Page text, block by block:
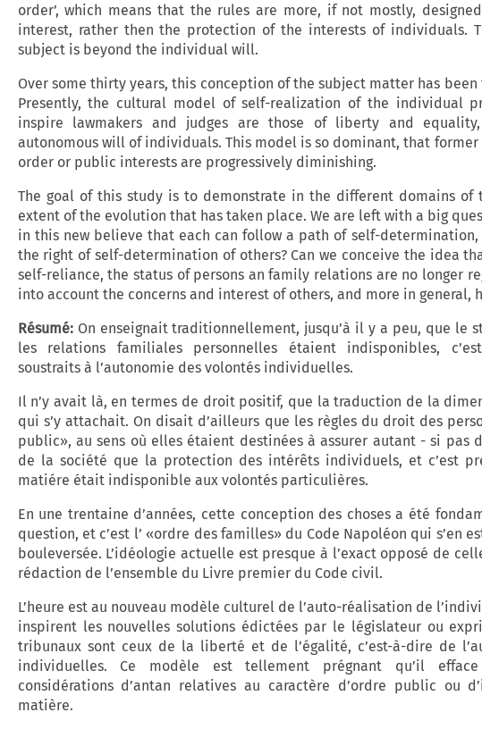
order’, which means that the rules are more, if not mostly,
interest, rather then the protection of the interests of individuals.
subject is beyond the individual will.
Over some thirty years, this conception of the subject matter has
Presently, the cultural model of self-realization of the individual
inspire lawmakers and judges are those of liberty and
autonomous will of individuals. This model is so dominant, that
order or public interests are progressively diminishing.
The goal of this study is to demonstrate in the different domains of
extent of the evolution that has taken place. We are left with a big
in this new believe that each can follow a path of self-
the right of self-determination of others? Can we conceive the idea
self-reliance, the status of persons an family relations are no longer
into account the concerns and interest of others, and more in general,
Résumé:On enseignait traditionnellement, jusqu’à il y a peu, que le
les relations familiales personnelles étaient indisponibles,
soustraits à l’autonomie des volontés individuelles.
Il n’y avait là, en termes de droit positif, que la traduction de la
qui s’y attachait. On disait d’ailleurs que les règles du droit des
public», au sens où elles étaient destinées à assurer autant - si pas
de la société que la protection des intérêts individuels, et c’est
matiére était indisponible aux volontés particulières.
En une trentaine d’années, cette conception des choses a été
question, et c’est l’ «ordre des familles» du Code Napoléon qui s’en
bouleversée. L’idéologie actuelle est presque à l’exact opposé de
rédaction de l’ensemble du Livre premier du Code civil.
L’heure est au nouveau modèle culturel de l’auto-réalisation de
inspirent les nouvelles solutions édictées par le législateur ou
tribunaux sont ceux de la liberté et de l’égalité, c’est-à-dire de
individuelles. Ce modèle est tellement prégnant qu’il efface
considérations d’antan relatives au caractère d’ordre public ou
matière.